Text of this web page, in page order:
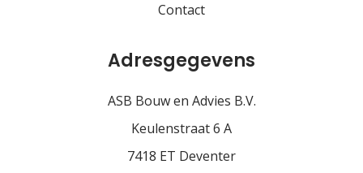
Contact
Adresgegevens
ASB Bouw en Advies B.V.
Keulenstraat 6 A
7418 ET Deventer